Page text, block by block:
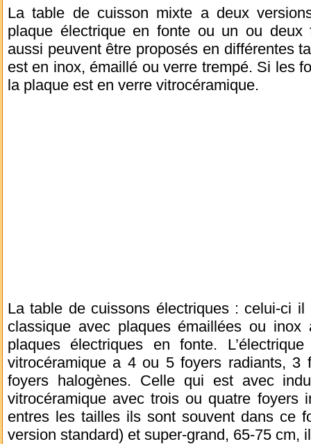
La table de cuisson mixte a deux
plaque électrique en fonte ou un ou
aussi peuvent être proposés en différentes
est en inox, émaillé ou verre trempé. Si les
la plaque est en verre vitrocéramique.
La table de cuissons électriques : celui-ci
classique avec plaques émaillées ou
plaques électriques en fonte.
vitrocéramique a 4 ou 5 foyers radiants, 3
foyers halogènes. Celle qui est avec
vitrocéramique avec trois ou quatre foyers
entres les tailles ils sont souvent dans ce
version standard) et super-grand, 65-75 cm,